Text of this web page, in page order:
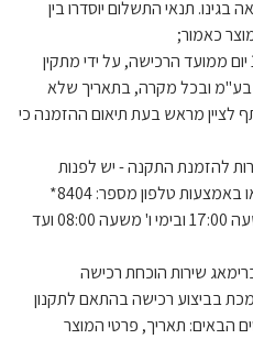
תנאי התשלום יוסדרו בין
כאמור;
המשתתף התקין את המוצר בתוך 15 יום ממועד הרכישה, על ידי מתקין
ובכל מקרה, בתאריך שלא
על המשתתף לציין מראש בעת תיאום ההזמנה כי
להזמנת התקנה - יש לפנות
לווטסאפ - למספר 052-8828404 או באמצעות טלפון מספר: 8404*
בימים א'-ה, בין השעות 08:00 ועד שעה 17:00 ובימי ו' משעה 08:00 ועד
שירות הוכחת רכישה
בביצוע רכישה בהתאם לתקנון
הבאים: תאריך, פרטי המוצר